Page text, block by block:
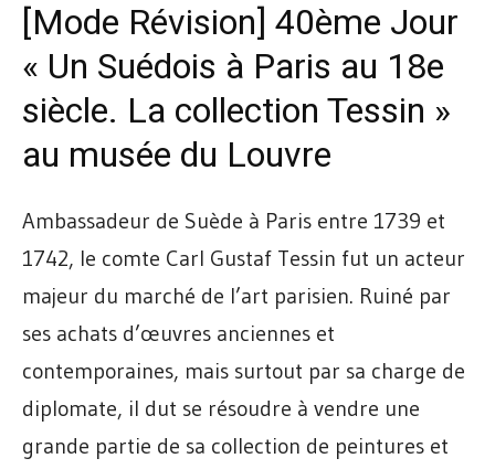
[Mode Révision] 40ème Jour
« Un Suédois à Paris au 18e
siècle. La collection Tessin »
au musée du Louvre
Ambassadeur de Suède à Paris entre 1739 et
1742, le comte Carl Gustaf Tessin fut un acteur
majeur du marché de l’art parisien. Ruiné par
ses achats d’œuvres anciennes et
contemporaines, mais surtout par sa charge de
diplomate, il dut se résoudre à vendre une
grande partie de sa collection de peintures et